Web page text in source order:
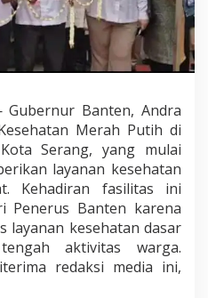
Banten, Andra
Merah Putih di
Serang, yang mulai
layanan kesehatan
Kehadiran fasilitas ini
Penerus Banten karena
layanan kesehatan dasar
aktivitas warga.
redaksi media ini,